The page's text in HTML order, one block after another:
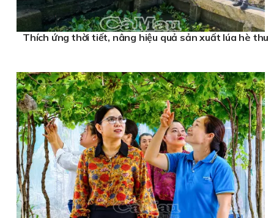
Thích ứng thời tiết, nâng hiệu quả sản xuất lúa hè thu